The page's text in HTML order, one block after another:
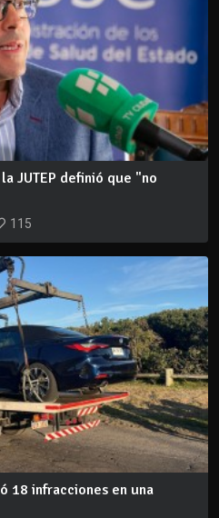
JUTEP definió que "no
115
18 infracciones en una